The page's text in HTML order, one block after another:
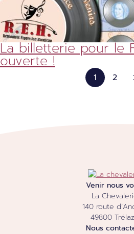
La billetterie pour le
ouverte !
1 2
Venir nous
La
140 route
49800
Nous